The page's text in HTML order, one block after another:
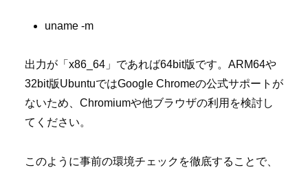
uname -m
出力が「x86_64」であれば64bit版です。ARM64や
32bit版UbuntuではGoogle Chromeの公式サポートが
ないため、Chromiumや他ブラウザの利用を検討し
てください。
このように事前の環境チェックを徹底することで、